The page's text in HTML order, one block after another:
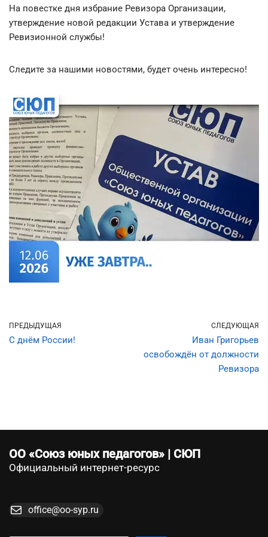
На повестке дня избрание Ревизора Организации,
утверждение новой редакции Устава и утверждение
Ревизионной службы!
Следите за нашими новостями, будет очень интересно!
ПРЕДЫДУЩАЯ
С днём России!
СЛЕДУЮЩАЯ
Иван Григорьев
освобождён от должности
Ревизора
ОО «Союз юных педагогов» | СЮП
Официальный интернет-ресурс
office@oo-syp.ru